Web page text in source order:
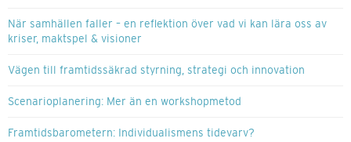
När samhällen faller – en reflektion över vad vi kan lära oss av
kriser, maktspel & visioner
Vägen till framtidssäkrad styrning, strategi och innovation
Scenarioplanering: Mer än en workshopmetod
Framtidsbarometern: Individualismens tidevarv?